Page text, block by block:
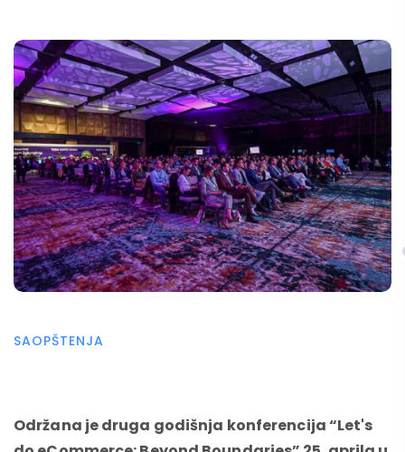
SAOPŠTENJA
Održana je druga godišnja konferencija “Let's